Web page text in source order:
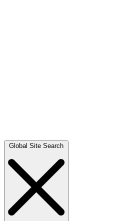
Global Site Search